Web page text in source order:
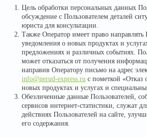
Цель обработки персональных данных
обсуждение с Пользователем деталей
юриста для консультации.
Также Оператор имеет право направлять
уведомления о новых продуктах и
предложениях и различных событиях.
может отказаться от получения
направив Оператору письмо на адрес
info@nerud-express.ru с пометкой «Отказ
новых продуктах и услугах и
Обезличенные данные Пользователей,
сервисов интернет-статистики, служат
действиях Пользователей на сайте,
его содержания.